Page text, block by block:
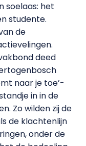
soelaas: het
studente.
de
deed
naar je toe’-
in in de
Zo wilden zij de
de klachtenlijn
onder de